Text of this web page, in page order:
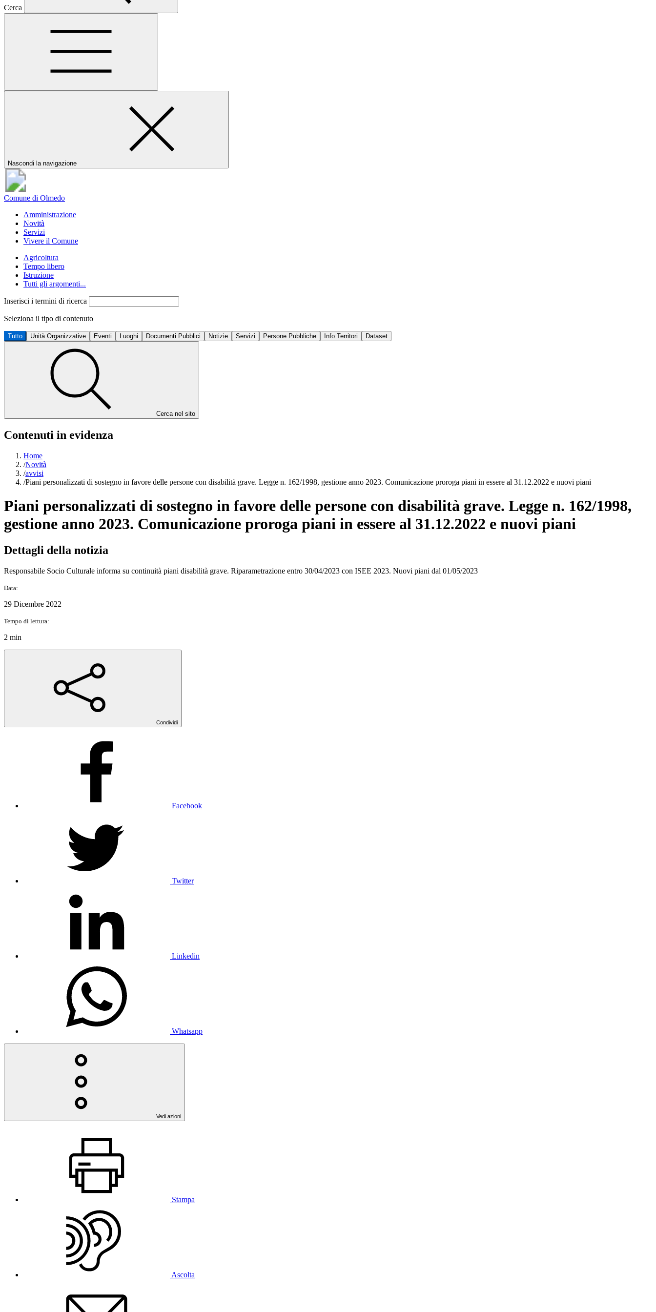
Cerca
Nascondi la navigazione
Comune di Olmedo
Amministrazione
Novità
Servizi
Vivere il Comune
Agricoltura
Tempo libero
Istruzione
Tutti gli argomenti...
Inserisci i termini di ricerca
Seleziona il tipo di contenuto
Tutto Unità Organizzative Eventi Luoghi Documenti Pubblici Notizie Servizi Persone Pubbliche Info Territori Dataset
Cerca nel sito
Contenuti in evidenza
Home
/Novità
/avvisi
/Piani personalizzati di sostegno in favore delle persone con disabilità grave. Legge n. 162/1998, gestione anno 2023. Comunicazione proroga piani in essere al 31.12.2022 e nuovi piani
Piani personalizzati di sostegno in favore delle persone con disabilità grave. Legge n. 162/1998,
gestione anno 2023. Comunicazione proroga piani in essere al 31.12.2022 e nuovi piani
Dettagli della notizia
Responsabile Socio Culturale informa su continuità piani disabilità grave. Riparametrazione entro 30/04/2023 con ISEE 2023. Nuovi piani dal 01/05/2023
Data:
29 Dicembre 2022
Tempo di lettura:
2 min
Condividi
Facebook
Twitter
Linkedin
Whatsapp
Vedi azioni
Stampa
Ascolta